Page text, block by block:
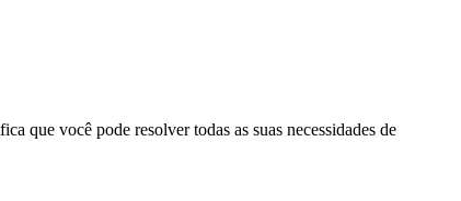
que você pode resolver todas as suas necessidades de